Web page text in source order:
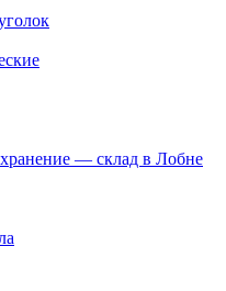
хранение — склад в Лобне